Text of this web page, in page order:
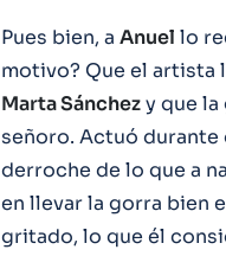
Pues bien, a Anuel lo
motivo? Que el artista
Marta Sánchezy que
señoro. Actuó durante
derroche de lo que a
en llevar la gorra bien
gritado, lo que él